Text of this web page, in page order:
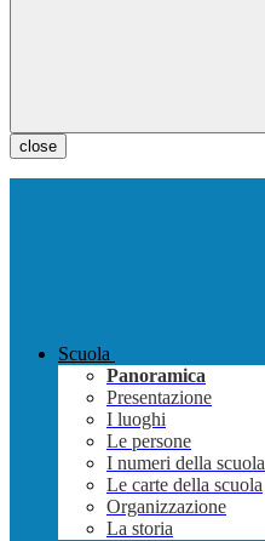
close
Scuola
Panoramica
Presentazione
I luoghi
Le persone
I numeri della scuola
Le carte della scuola
Organizzazione
La storia